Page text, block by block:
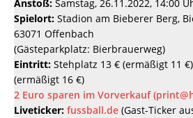
Anstoß: Samstag, 26.11.2022, 14:00
Spielort: Stadion am Bieberer Berg,
63071 Offenbach
(Gästeparkplatz: Bierbrauerweg)
Eintritt: Stehplatz 13 € (ermäßigt 11
(ermäßigt 16 €)
2 Euro sparen im Vorverkauf
Liveticker: fussball.de (Gast-Ticker